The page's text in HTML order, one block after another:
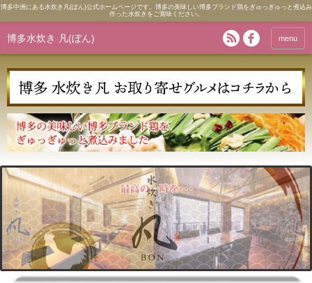
博多中洲にある水炊き凡(ぼん)公式ホームページです。博多の美味しい博多ブランド鶏をぎゅっぎゅっと煮込み
作った水炊きをご賞味ください。
博多水炊き 凡(ぼん) menu